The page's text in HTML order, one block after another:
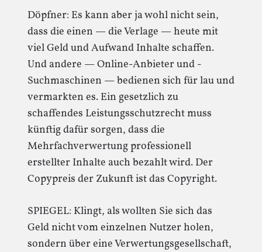
Döpfner: Es kann aber ja wohl nicht sein,
dass die einen — die Verlage — heute mit
viel Geld und Aufwand Inhalte schaffen.
Und andere — Online-Anbieter und -
Suchmaschinen — bedienen sich für lau und
vermarkten es. Ein gesetzlich zu
schaffendes Leistungsschutzrecht muss
künftig dafür sorgen, dass die
Mehrfachverwertung professionell
erstellter Inhalte auch bezahlt wird. Der
Copypreis der Zukunft ist das Copyright.
SPIEGEL: Klingt, als wollten Sie sich das
Geld nicht vom einzelnen Nutzer holen,
sondern über eine Verwertungsgesellschaft,